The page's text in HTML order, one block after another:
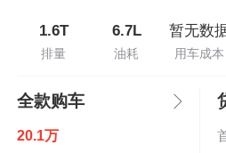
1.6T
排量
6.7L
油耗
暂无数
用车成本
全款购车
20.1万